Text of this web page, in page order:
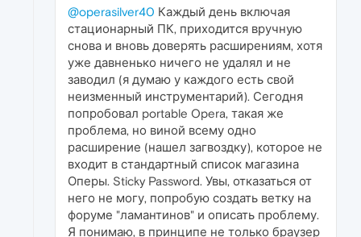
@operasilver40 Каждый день включая
стационарный ПК, приходится вручную
снова и вновь доверять расширениям, хотя
уже давненько ничего не удалял и не
заводил (я думаю у каждого есть свой
неизменный инструментарий). Сегодня
попробовал portable Opera, такая же
проблема, но виной всему одно
расширение (нашел загвоздку), которое не
входит в стандартный список магазина
Оперы. Sticky Password. Увы, отказаться от
него не могу, попробую создать ветку на
форуме "ламантинов" и описать проблему.
Я понимаю, в принципе не только браузер